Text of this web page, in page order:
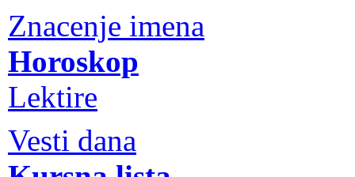
Znacenje imena
Horoskop
Lektire
Vesti dana